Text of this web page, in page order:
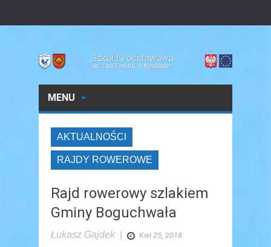
MENU
AKTUALNOŚCI
RAJDY ROWEROWE
Rajd rowerowy szlakiem
Gminy Boguchwała
Łukasz Gajdek Kwi 25, 2018